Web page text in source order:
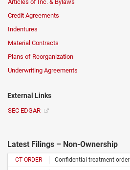
Articles of Inc. & Bylaws
Credit Agreements
Indentures
Material Contracts
Plans of Reorganization
Underwriting Agreements
External Links
SEC EDGAR
Latest Filings – Non-Ownership
CT ORDER Confidential treatment order